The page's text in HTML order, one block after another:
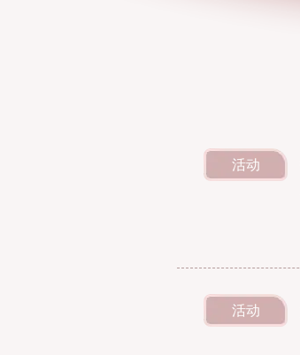
活动
活动